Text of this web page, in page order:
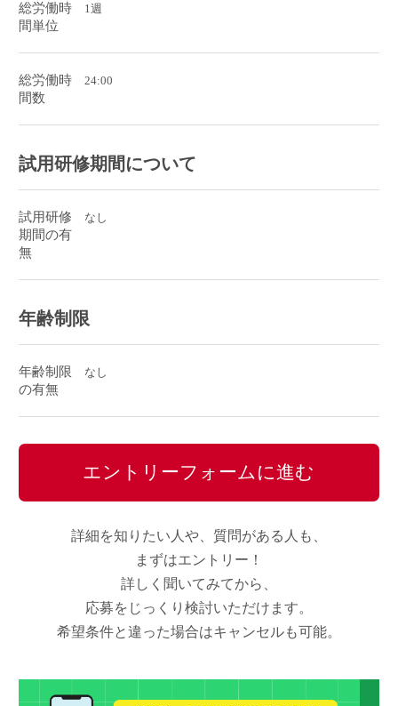
総労働時
間単位
1週
総労働時
間数
24:00
試用研修期間について
試用研修
期間の有
無
なし
年齢制限
年齢制限
の有無
なし
エントリーフォームに進む
詳細を知りたい人や、質問がある人も、
まずはエントリー！
詳しく聞いてみてから、
応募をじっくり検討いただけます。
希望条件と違った場合はキャンセルも可能。